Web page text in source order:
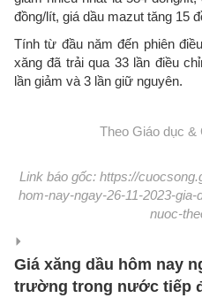
đồng/lít, giá dầu mazut tăng 15
Tính từ đầu năm đến phiên
xăng đã trải qua 33 lần điều
lần giảm và 3 lần giữ nguyên.
Theo Giáo dục &
Link báo gốc: https://
hom-nay-ngay-26-11-2023-
nuoc-
Giá xăng dầu hôm nay
trường trong nước tiếp